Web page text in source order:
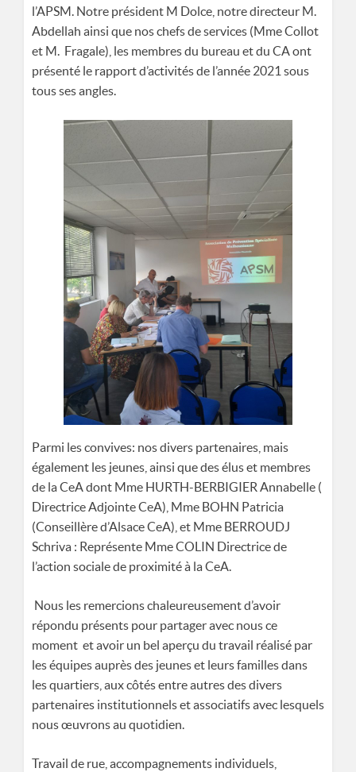
0389665677
l’APSM. Notre président M Dolce, notre directeur M.
Abdellah ainsi que nos chefs de services (Mme Collot
et M. Fragale), les membres du bureau et du CA ont
présenté le rapport d’activités de l’année 2021 sous
tous ses angles.
Parmi les convives: nos divers partenaires, mais
également les jeunes, ainsi que des élus et membres
de la CeA dont Mme HURTH-BERBIGIER Annabelle (
Directrice Adjointe CeA), Mme BOHN Patricia
(Conseillère d’Alsace CeA), et Mme BERROUDJ
Schriva : Représente Mme COLIN Directrice de
l’action sociale de proximité à la CeA.
Nous les remercions chaleureusement d’avoir
répondu présents pour partager avec nous ce
moment et avoir un bel aperçu du travail réalisé par
les équipes auprès des jeunes et leurs familles dans
les quartiers, aux côtés entre autres des divers
partenaires institutionnels et associatifs avec lesquels
nous œuvrons au quotidien.
Travail de rue, accompagnements individuels,